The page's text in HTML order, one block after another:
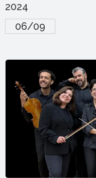
2024
06/09